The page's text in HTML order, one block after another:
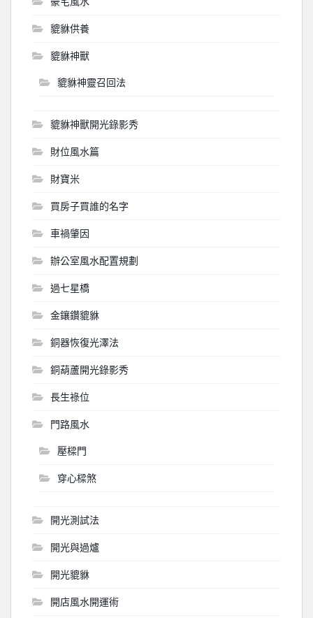
貔貅供養
貔貅神獸
貔貅神靈召回法
貔貅神獸開光錄影秀
財位風水篇
財寶米
買房子買誰的名字
車禍肇因
辦公室風水配置規劃
過七星橋
金鑲鑽貔貅
銅器恢復光澤法
銅葫蘆開光錄影秀
長生祿位
門路風水
壓樑門
穿心樑煞
開光測試法
開光與過爐
開光貔貅
開店風水開運術